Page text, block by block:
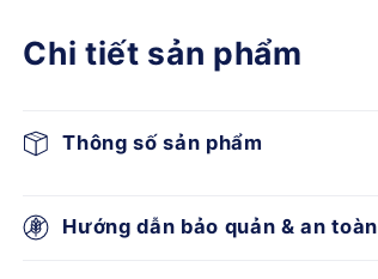
Chi tiết sản phẩm
Thông số sản phẩm
Hướng dẫn bảo quản & an toàn